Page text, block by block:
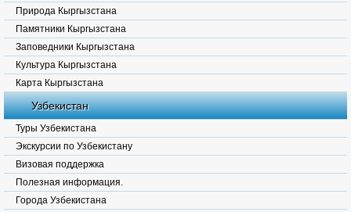
Природа Кыргызстана
Памятники Кыргызстана
Заповедники Кыргызстана
Культура Кыргызстана
Карта Кыргызстана
Узбекистан
Туры Узбекистана
Экскурсии по Узбекистану
Визовая поддержка
Полезная информация.
Города Узбекистана